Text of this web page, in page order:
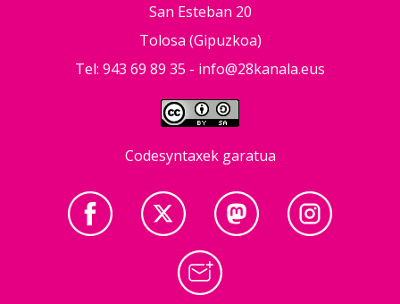
San Esteban 20
Tolosa (Gipuzkoa)
Tel: 943 69 89 35 - info@28kanala.eus
Codesyntaxek garatua